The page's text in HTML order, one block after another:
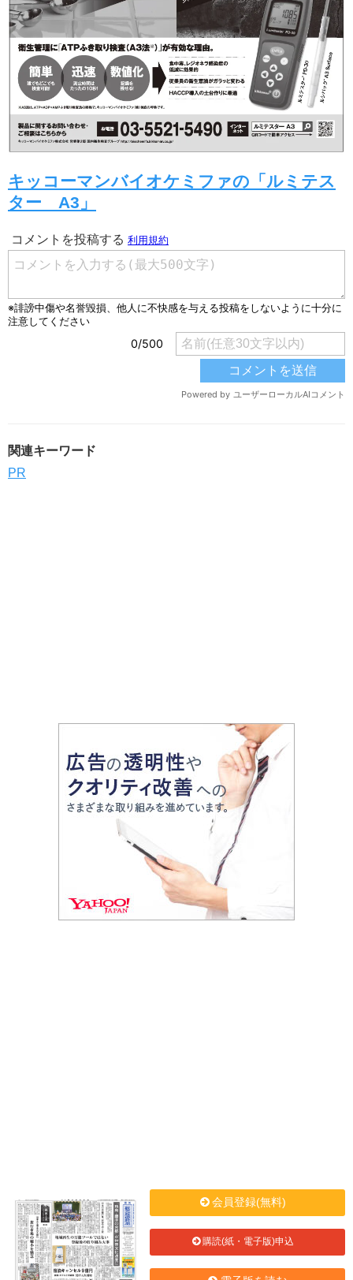
キッコーマンバイオケミファの「ルミテス
ター A3」
関連キーワード
PR
会員登録(無料)
購読(紙・電子版)申込